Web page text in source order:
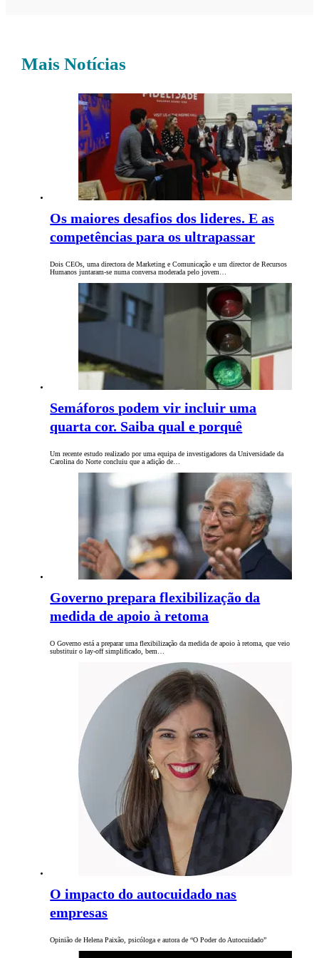
Mais Notícias
Os maiores desafios dos lideres. E as
competências para os ultrapassar
Dois CEOs, uma directora de Marketing e Comunicação e um director de Recursos
Humanos juntaram-se numa conversa moderada pelo jovem…
Semáforos podem vir incluir uma
quarta cor. Saiba qual e porquê
Um recente estudo realizado por uma equipa de investigadores da Universidade da
Carolina do Norte concluiu que a adição de…
Governo prepara flexibilização da
medida de apoio à retoma
O Governo está a preparar uma flexibilização da medida de apoio à retoma, que veio
substituir o lay-off simplificado, bem…
O impacto do autocuidado nas
empresas
Opinião de Helena Paixão, psicóloga e autora de “O Poder do Autocuidado”